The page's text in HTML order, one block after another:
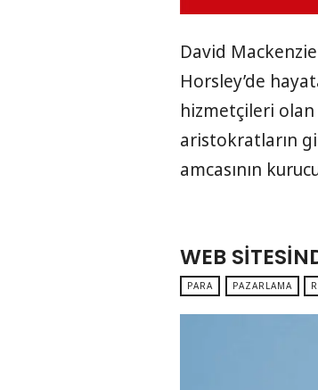
David
Horsley’de
hizmetçileri olan
aristokratların
amcasının
WEB
PARA PAZARLAMA